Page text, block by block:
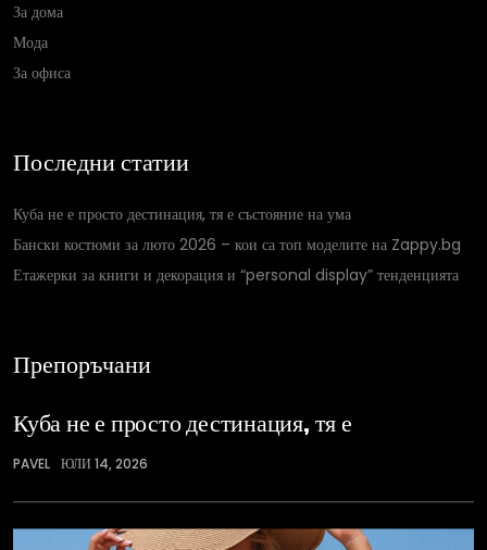
За дома
Мода
За офиса
Последни статии
Куба не е просто дестинация, тя е състояние на ума
Бански костюми за люто 2026 – кои са топ моделите на Zappy.bg
Етажерки за книги и декорация и “personal display” тенденцията
Препоръчани
Куба не е просто дестинация, тя е
PAVEL ЮЛИ 14, 2026